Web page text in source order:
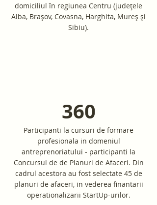
domiciliul în regiunea Centru (județele
Alba, Brașov, Covasna, Harghita, Mureș și
Sibiu).
360
Participanti la cursuri de formare
profesionala in domeniul
antreprenoriatului - participanti la
Concursul de de Planuri de Afaceri. Din
cadrul acestora au fost selectate 45 de
planuri de afaceri, in vederea finantarii
operationalizarii StartUp-urilor.